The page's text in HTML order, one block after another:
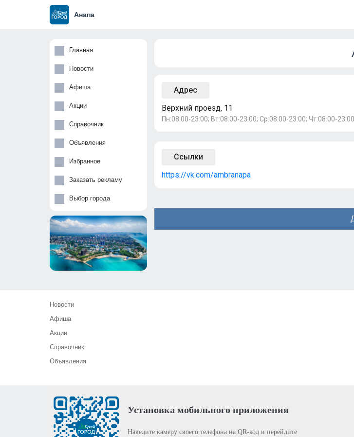
Анапа
Главная
Новости
Афиша
Акции
Справочник
Объявления
Избранное
Заказать рекламу
Выбор города
Адрес
Верхний проезд, 11
Пн:08:00-23:00; Вт:08:00-23:00; Ср:08:00-23:00; Чт:08:00-
Ссылки
https://vk.com/ambranapa
Новости
Афиша
Акции
Справочник
Объявления
Установка мобильного приложения
Наведите камеру своего телефона на QR-код и перейдите